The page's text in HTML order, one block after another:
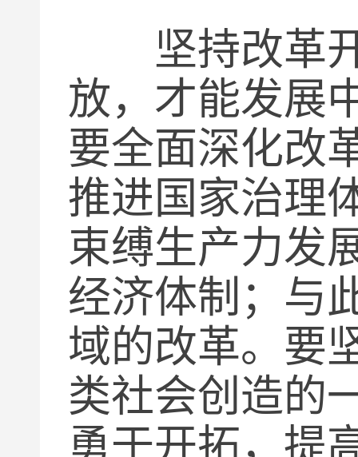
坚持改革开
放，才能发展
要全面深化改
推进国家治理
束缚生产力发
经济体制；与
域的改革。要
类社会创造的
勇于开拓，提